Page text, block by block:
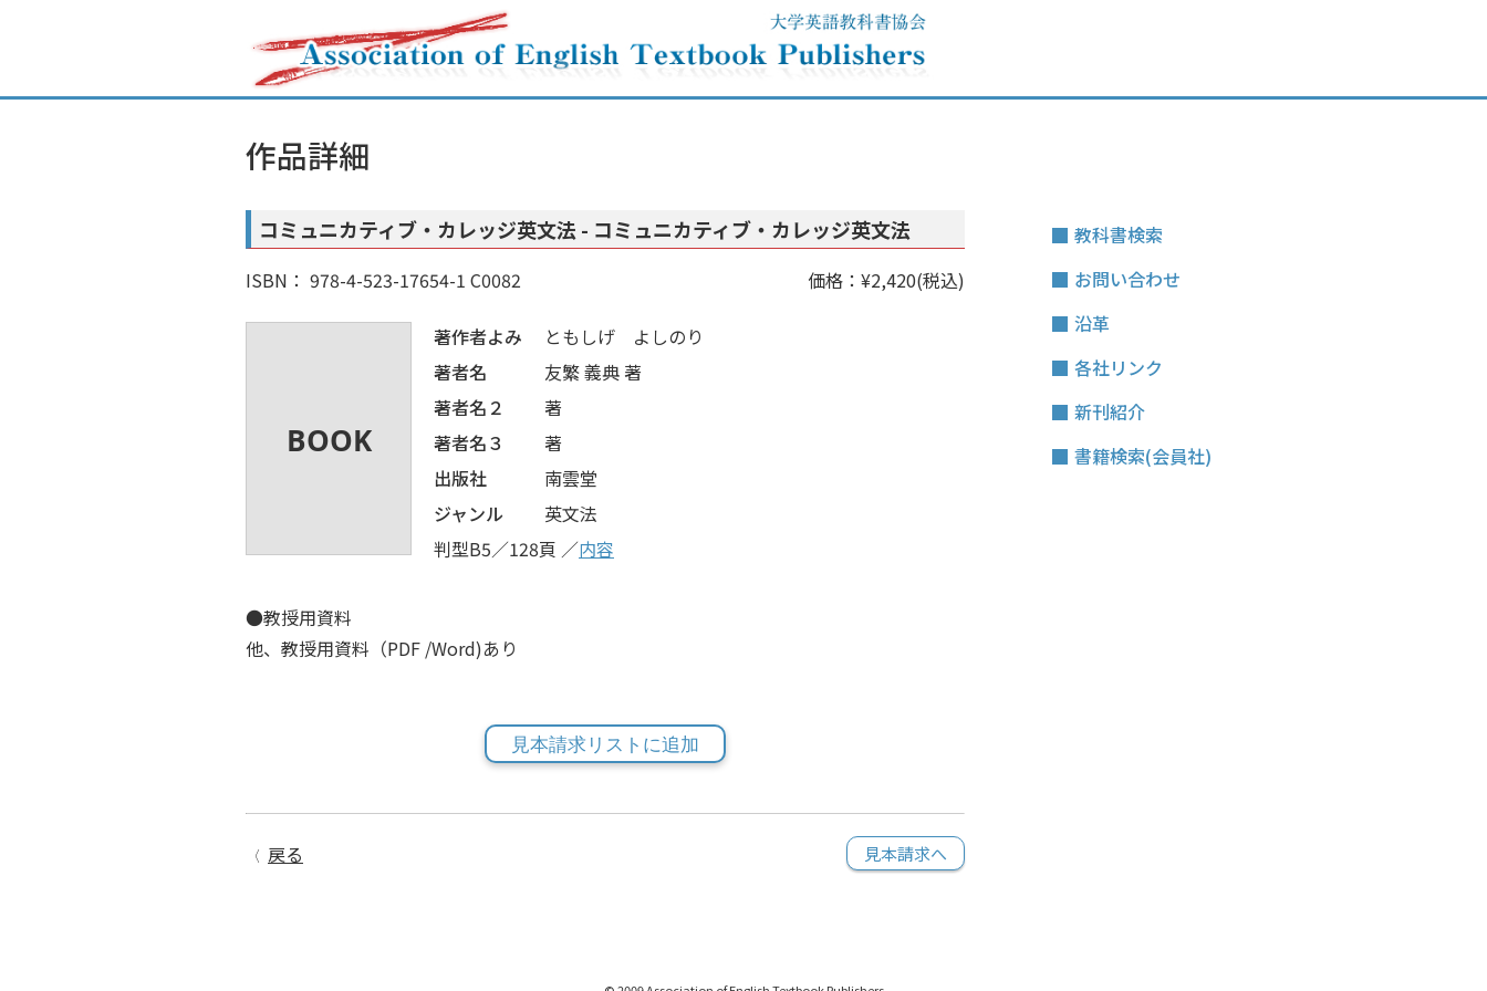
作品詳細
コミュニカティブ・カレッジ英文法 - コミュニカティブ・カレッジ英文法
ISBN： 978-4-523-17654-1 C0082 価格：¥2,420(税込)
著作者よみ
ともしげ よしのり
著者名
友繁 義典 著
著者名２
著
著者名３
著
出版社
南雲堂
ジャンル
英文法
判型B5／128頁 ／内容
●教授用資料
他、教授用資料（PDF /Word)あり
見本請求リストに追加
戻る 見本請求へ
教科書検索
お問い合わせ
沿革
各社リンク
新刊紹介
書籍検索(会員社)